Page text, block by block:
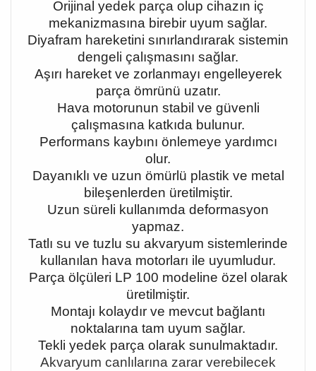
Orijinal yedek parça olup cihazın iç
mekanizmasına birebir uyum sağlar.
Diyafram hareketini sınırlandırarak sistemin
dengeli çalışmasını sağlar.
Aşırı hareket ve zorlanmayı engelleyerek
parça ömrünü uzatır.
Hava motorunun stabil ve güvenli
çalışmasına katkıda bulunur.
Performans kaybını önlemeye yardımcı
olur.
Dayanıklı ve uzun ömürlü plastik ve metal
bileşenlerden üretilmiştir.
Uzun süreli kullanımda deformasyon
yapmaz.
Tatlı su ve tuzlu su akvaryum sistemlerinde
kullanılan hava motorları ile uyumludur.
Parça ölçüleri LP 100 modeline özel olarak
üretilmiştir.
Montajı kolaydır ve mevcut bağlantı
noktalarına tam uyum sağlar.
Tekli yedek parça olarak sunulmaktadır.
Akvaryum canlılarına zarar verebilecek